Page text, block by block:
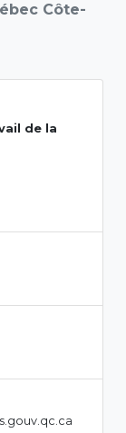
Côte-
de la